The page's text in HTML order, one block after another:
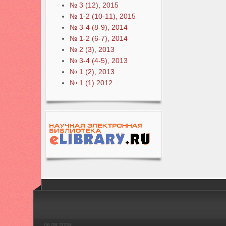
№ 3 (12), 2015
№ 1-2 (10-11), 2015
№ 3-4 (8-9), 2014
№ 1-2 (6-7), 2014
№ 2 (3), 2013
№ 3-4 (4-5), 2013
№ 1 (2), 2013
№ 1 (1) 2012
06.08.2026